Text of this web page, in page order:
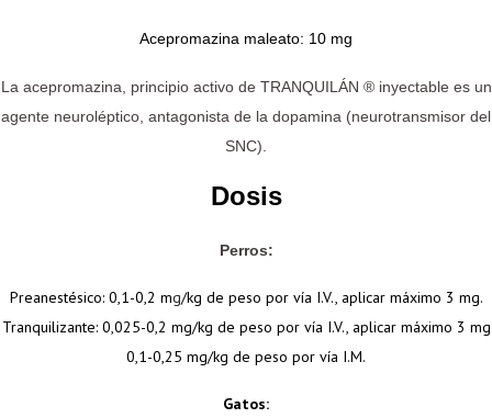
Acepromazina maleato: 10 mg
La acepromazina, principio activo de TRANQUILÁN ® inyectable es un
agente neuroléptico, antagonista de la dopamina (neurotransmisor del
SNC).
Dosis
Perros:
Preanestésico: 0,1-0,2 mg/kg de peso por vía I.V., aplicar máximo 3 mg.
Tranquilizante: 0,025-0,2 mg/kg de peso por vía I.V., aplicar máximo 3 mg
0,1-0,25 mg/kg de peso por vía I.M.
Gatos: